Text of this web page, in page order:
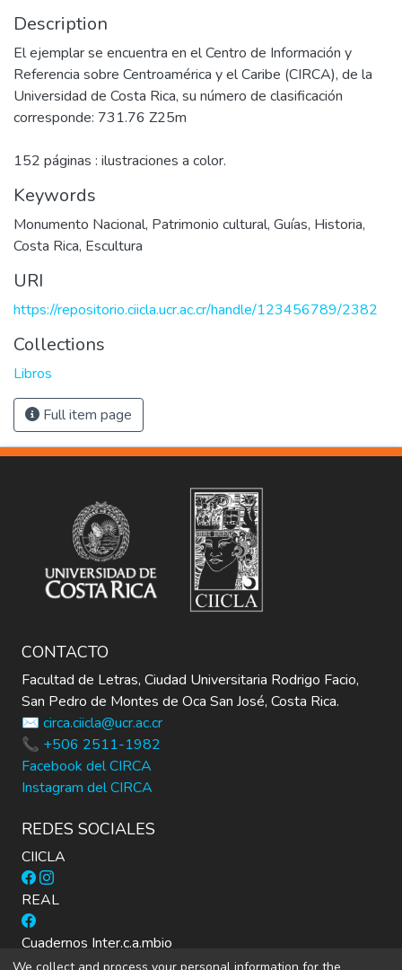
Description
El ejemplar se encuentra en el Centro de Información y
Referencia sobre Centroamérica y el Caribe (CIRCA), de la
Universidad de Costa Rica, su número de clasificación
corresponde: 731.76 Z25m
152 páginas : ilustraciones a color.
Keywords
Monumento Nacional, Patrimonio cultural, Guías, Historia,
Costa Rica, Escultura
URI
https://repositorio.ciicla.ucr.ac.cr/handle/123456789/2382
Collections
Libros
Full item page
CONTACTO
Facultad de Letras, Ciudad Universitaria Rodrigo Facio,
San Pedro de Montes de Oca San José, Costa Rica.
✉️ circa.ciicla@ucr.ac.cr
📞 +506 2511-1982
Facebook del CIRCA
Instagram del CIRCA
REDES SOCIALES
CIICLA
REAL
Cuadernos Inter.c.a.mbio